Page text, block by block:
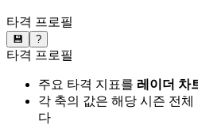
타격 프로필
💾 ?
타격 프로필
주요 타격 지표를 레이더 차
각 축의 값은 해당 시즌 전체
다